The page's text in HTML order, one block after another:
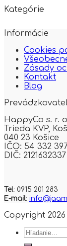
Kategórie
Informácie
Cookies
Zásady
Kontakt
Blog
HappyCo s. r.
Trieda KVP,
040 23 Košice
IČO: 54 332
DIČ: 2121632337
Tel: 0915 201 283
E-mail:
Copyright
Hľadať: